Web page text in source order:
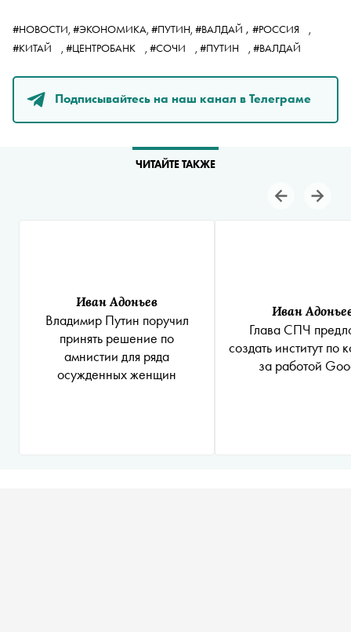
#НОВОСТИ, #ЭКОНОМИКА, #ПУТИН, #ВАЛДАЙ , #РОССИЯ
,
#КИТАЙ
, #ЦЕНТРОБАНК , #СОЧИ , #ПУТИН , #ВАЛДАЙ
Подписывайтесь на наш канал в Телеграме
ЧИТАЙТЕ ТАКЖЕ
Иван Адоньев
Владимир Путин поручил
принять решение по
амнистии для ряда
осужденных женщин
Иван
Глава СПЧ
создать институт по
за работой